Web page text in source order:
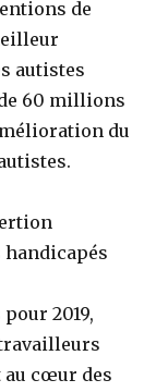
de
autistes
60 millions
du
2019,
au cœur des